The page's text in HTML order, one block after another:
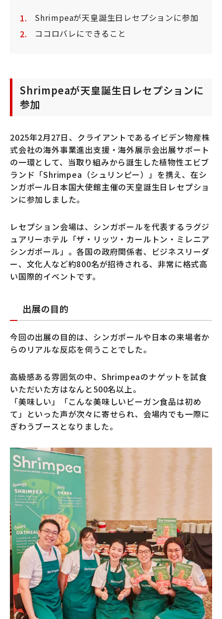
Shrimpeaが天皇誕生日レセプションに参加
ココロバレにできること
Shrimpeaが天皇誕生日レセプションに
参加
2025年2月27日、クライアントであるイビデン物産株
式会社の海外事業進出支援・海外展示会出展サポート
の一環として、当取り組みから誕生した植物性エビブ
ランド「Shrimpea（シュリンピー）」を携え、在シ
ンガポール日本国大使館主催の天皇誕生日レセプショ
ンに参加しました。
レセプション会場は、シンガポールを代表するラグジ
ュアリーホテル「ザ・リッツ・カールトン・ミレニア
シンガポール」。各国の政府関係者、ビジネスリーダ
ー、文化人など約800名が招待される、非常に格式高
い国際的イベントです。
出展の目的
今回の出展の目的は、シンガポールや日本の来場者か
らのリアルな反応を伺うことでした。
高級感ある雰囲気の中、Shrimpeaのナゲットを試食
いただいた方はなんと500名以上。
「美味しい」「こんな美味しいビーガン食品は初め
て」といった声が次々に寄せられ、会場内でも一際に
ぎわうブースとなりました。